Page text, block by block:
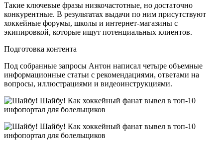
Такие ключевые фразы низкочастотные, но достаточно
конкурентные. В результатах выдачи по ним присутствуют
хоккейные форумы, школы и интернет-магазины с
экипировкой, которые ищут потенциальных клиентов.
Подготовка контента
Под собранные запросы Антон написал четыре объемные
информационные статьи с рекомендациями, ответами на
вопросы, иллюстрациями и видеоинструкциями.